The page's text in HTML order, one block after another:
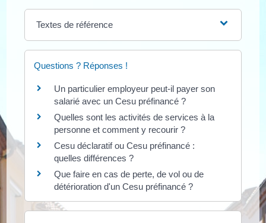
Textes de référence
Questions ? Réponses !
Un particulier employeur peut-il payer son
salarié avec un Cesu préfinancé ?
Quelles sont les activités de services à la
personne et comment y recourir ?
Cesu déclaratif ou Cesu préfinancé :
quelles différences ?
Que faire en cas de perte, de vol ou de
détérioration d'un Cesu préfinancé ?